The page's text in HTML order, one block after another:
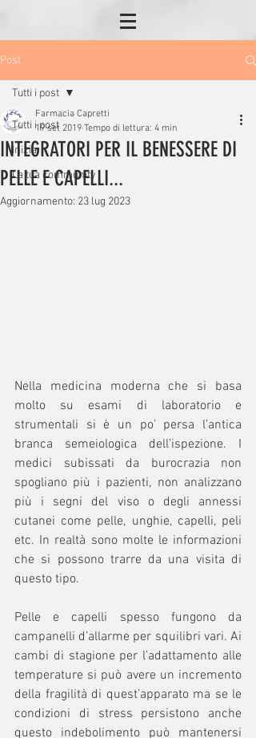
Post
Tutti i post
Inizia
La tua community
Tutti i post
INTEGRATORI PER IL BENESSERE DI
PELLE E CAPELLI...
Farmacia Capretti
19 set 2019 Tempo di lettura: 4 min
Aggiornamento: 23 lug 2023
Nella medicina moderna che si basa
molto su esami di laboratorio e
strumentali si è un po’ persa l’antica
branca semeiologica dell’ispezione. I
medici subissati da burocrazia non
spogliano più i pazienti, non analizzano
più i segni del viso o degli annessi
cutanei come pelle, unghie, capelli, peli
etc. In realtà sono molte le informazioni
che si possono trarre da una visita di
questo tipo.
Pelle e capelli spesso fungono da
campanelli d’allarme per squilibri vari. Ai
cambi di stagione per l’adattamento alle
temperature si può avere un incremento
della fragilità di quest’apparato ma se le
condizioni di stress persistono anche
questo indebolimento può mantenersi